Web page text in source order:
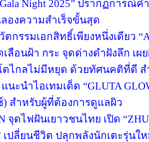
Gala Night 2025” ปรากฏการณ์
องความสำเร็จขั้นสุด
กรรมเอกสิทธิ์เพียงหนึ่งเดียว
เลือนฝ้า กระ จุดด่างดำฝังลึก เ
ตไกลไม่มีหยุด ด้วยทัศนคติที่ดี ส
นะนำไอเทมเด็ด “GLUTA
สำหรับผู้ที่ต้องการดูแลผิว
จุดไฟฝันเยาวชนไทย เปิด
เปลี่ยนชีวิต ปลุกพลังนักเตะรุ่น